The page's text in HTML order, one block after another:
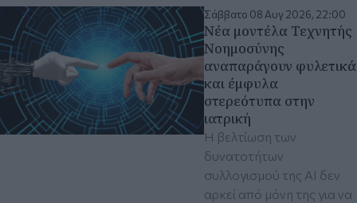
Σάββατο 08 Αυγ 2026, 22:00
Νέα μοντέλα Τεχνητής
Νοημοσύνης
αναπαράγουν φυλετικά
και έμφυλα
στερεότυπα στην
ιατρική
Η βελτίωση των
δυνατοτήτων
συλλογισμού της ΑΙ δεν
αρκεί από μόνη της για να